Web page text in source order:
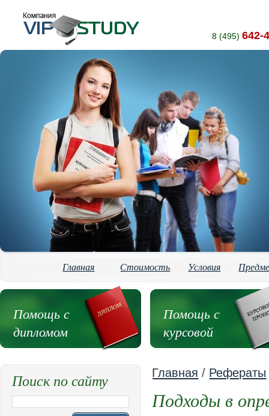
8 (495) 642-
Главная Стоимость Условия
Помощь с
дипломом
Помощь с
курсовой
Главная / Рефераты
Подходы в
Поиск по сайту